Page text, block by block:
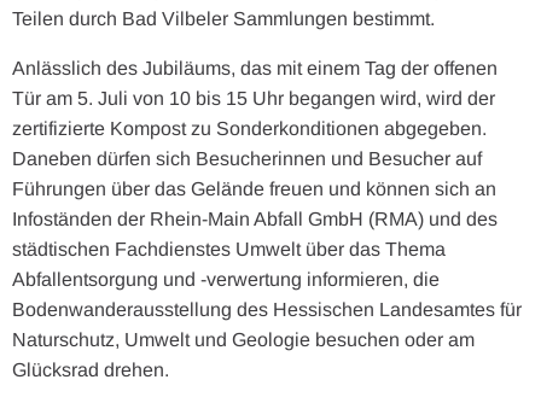
Teilen durch Bad Vilbeler Sammlungen bestimmt.
Anlässlich des Jubiläums, das mit einem Tag der offenen
Tür am 5. Juli von 10 bis 15 Uhr begangen wird, wird der
zertifizierte Kompost zu Sonderkonditionen abgegeben.
Daneben dürfen sich Besucherinnen und Besucher auf
Führungen über das Gelände freuen und können sich an
Infoständen der Rhein-Main Abfall GmbH (RMA) und des
städtischen Fachdienstes Umwelt über das Thema
Abfallentsorgung und -verwertung informieren, die
Bodenwanderausstellung des Hessischen Landesamtes für
Naturschutz, Umwelt und Geologie besuchen oder am
Glücksrad drehen.